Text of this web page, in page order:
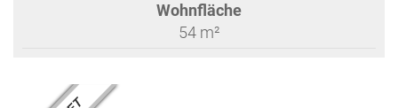
Wohnfläche
54 m²